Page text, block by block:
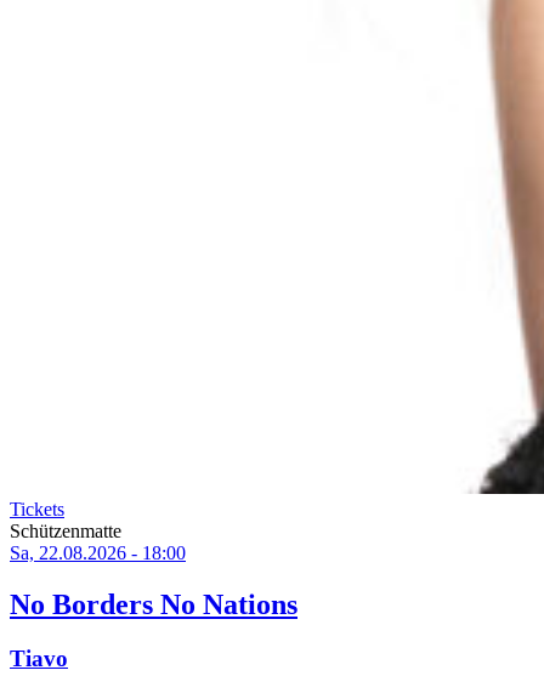
Tickets
Schützenmatte
Sa, 22.08.2026 - 18:00
No Borders No Nations
Tiavo